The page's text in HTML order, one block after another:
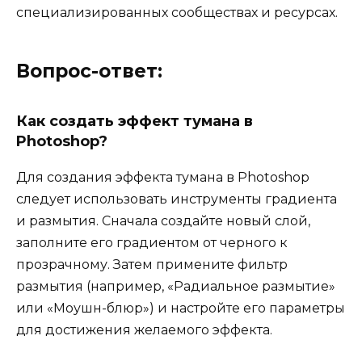
специализированных сообществах и ресурсах.
Вопрос-ответ:
Как создать эффект тумана в
Photoshop?
Для создания эффекта тумана в Photoshop
следует использовать инструменты градиента
и размытия. Сначала создайте новый слой,
заполните его градиентом от черного к
прозрачному. Затем примените фильтр
размытия (например, «Радиальное размытие»
или «Моушн-блюр») и настройте его параметры
для достижения желаемого эффекта.